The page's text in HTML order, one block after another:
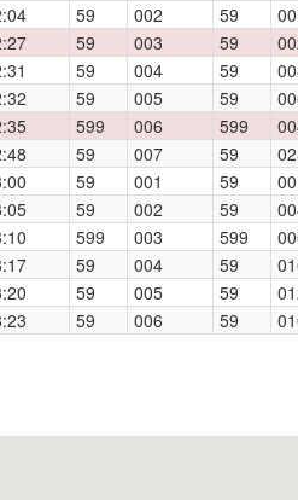
59 002 59
59 003 59
59 004 59
59 005 59
599 006 599
59 007 59
59 001 59
59 002 59
599 003 599
59 004 59
59 005 59
59 006 59